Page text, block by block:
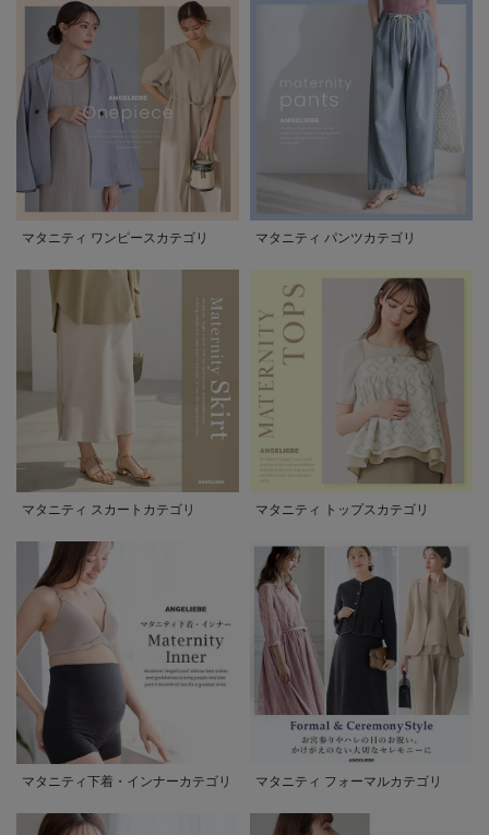
マタニティ ワンピースカテゴリ マタニティ パンツカテゴリ
マタニティ スカートカテゴリ マタニティ トップスカテゴリ
マタニティ下着・インナーカテゴリ マタニティ フォーマルカテゴリ